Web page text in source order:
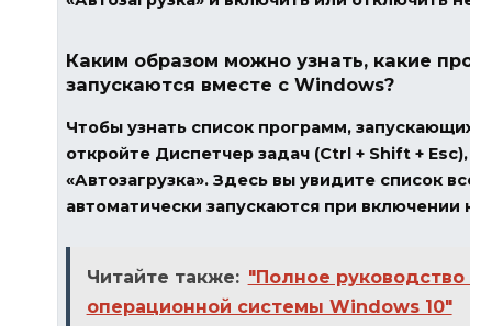
Каким образом можно узнать, какие
запускаются вместе с Windows?
Чтобы узнать список программ,
откройте Диспетчер задач (Ctrl + Shift + Esc),
«Автозагрузка». Здесь вы увидите список
автоматически запускаются при включении
Читайте также: "Полное руководство
операционной системы Windows 10"